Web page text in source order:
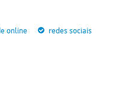
online redes sociais